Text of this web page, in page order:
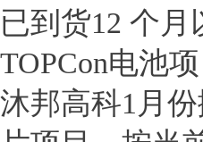
已到货12 个
TOPCon电池
沐邦高科1月